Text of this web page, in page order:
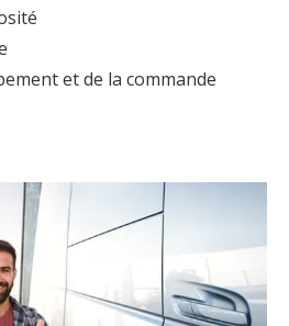
et de la commande